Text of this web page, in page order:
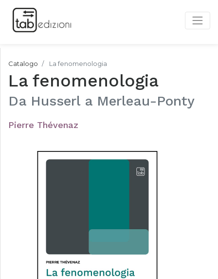
Catalogo La fenomenologia
La fenomenologia
Da Husserl a Merleau-Ponty
Pierre Thévenaz